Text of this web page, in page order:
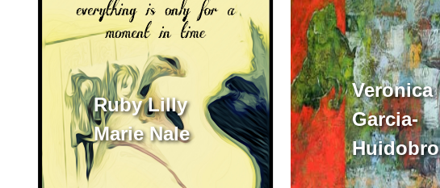
Ruby Lilly
Marie Nale
Veronica
Garcia-
Huidobro